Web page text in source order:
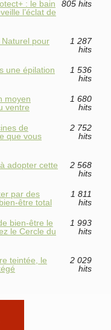
: le bain
l’éclat de
805 hits
pour
1 287
hits
une épilation
1 536
hits
moyen
ventre
1 680
hits
de
que vous
2 752
hits
adopter cette
2 568
hits
par des
être total
1 811
hits
bien-être le
le Cercle du
1 993
hits
teintée, le
2 029
hits